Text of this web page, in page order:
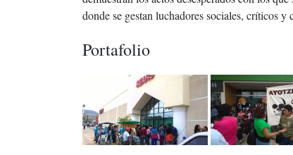
donde se gestan luchadores sociales, críticos y
Portafolio